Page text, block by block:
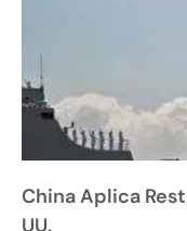
China Aplica